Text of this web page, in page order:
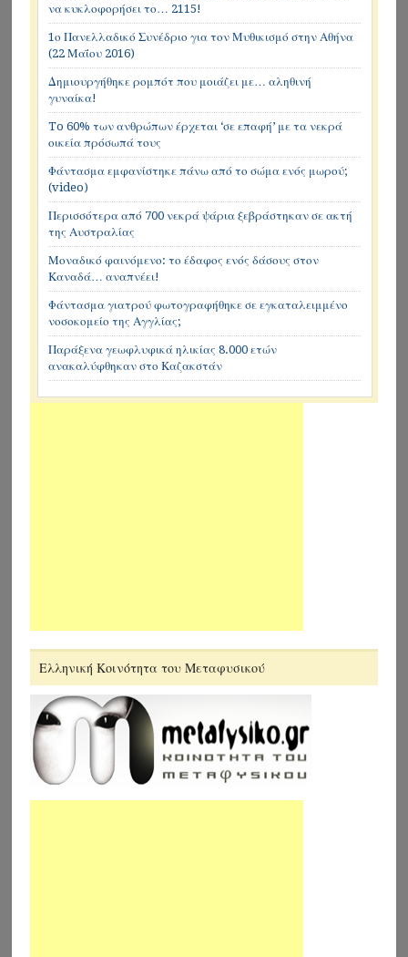
να κυκλοφορήσει το… 2115!
1ο Πανελλαδικό Συνέδριο για τον Μυθικισμό στην Αθήνα
(22 Μαΐου 2016)
Δημιουργήθηκε ρομπότ που μοιάζει με… αληθινή
γυναίκα!
To 60% των ανθρώπων έρχεται ‘σε επαφή’ με τα νεκρά
οικεία πρόσωπά τους
Φάντασμα εμφανίστηκε πάνω από το σώμα ενός μωρού;
(video)
Περισσότερα από 700 νεκρά ψάρια ξεβράστηκαν σε ακτή
της Αυστραλίας
Μοναδικό φαινόμενο: το έδαφος ενός δάσους στον
Καναδά… αναπνέει!
Φάντασμα γιατρού φωτογραφήθηκε σε εγκαταλειμμένο
νοσοκομείο της Αγγλίας;
Παράξενα γεωφλυφικά ηλικίας 8.000 ετών
ανακαλύφθηκαν στο Καζακστάν
Ελληνική Κοινότητα του Μεταφυσικού